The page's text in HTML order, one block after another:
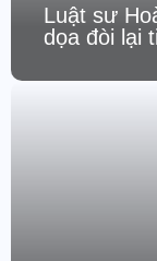
Luật sư
dọa đòi lại